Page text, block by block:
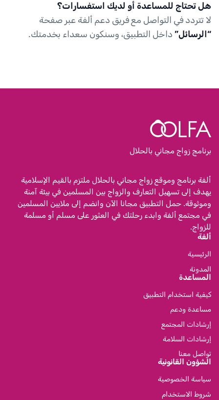
هل تحتاج للمساعدة أو لديك استفسارات؟
لا تتردد في التواصل مع فريق دعم ألفة عبر صفحة
“الرسائل” داخل التطبيق، وسنكون سعداء بخدمتك.
برنامج زواج مجاني بالحلال
ألفة برنامج وموقع زواج مجاني بالحلال ملتزم بالقيم الإسلامية
يهدف إلى تسهيل التعارف والزواج بين المسلمين في بيئة آمنة
وموثوقة. حمل التطبيق مجانا الآن وانضم إلى ملايين المسلمين
في مجتمع ألفة وابدء رحلتك في العثور على مسلم أو مسلمة
للزواج.
ألفة
الرئيسية
المدونة
المساعدة
كيفية استخدام التطبيق
مساعدة ودعم
إرشادات المجتمع
إرشادات السلامة
تواصل معنا
الشؤون القانونية
سياسة الخصوصية
شروط الاستخدام